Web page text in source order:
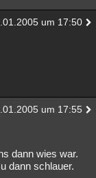
um 17:50
um 17:55
dann wies war.
dann schlauer.